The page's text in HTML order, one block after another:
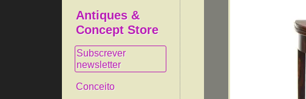
Antiques &
Concept Store
Subscrever
newsletter
Conceito